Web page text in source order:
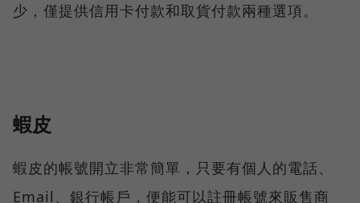
少，僅提供信用卡付款和取貨付款兩種選項。
蝦皮
蝦皮的帳號開立非常簡單，只要有個人的電話、
Email、銀行帳戶，便能可以註冊帳號來販售商